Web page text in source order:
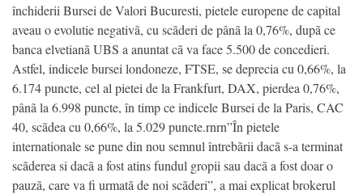
închiderii Bursei de Valori Bucuresti, pietele europene de capital
aveau o evolutie negativã, cu scãderi de pânã la 0,76%, dupã ce
banca elvetianã UBS a anuntat cã va face 5.500 de concedieri.
Astfel, indicele bursei londoneze, FTSE, se deprecia cu 0,66%, la
6.174 puncte, cel al pietei de la Frankfurt, DAX, pierdea 0,76%,
pânã la 6.998 puncte, în timp ce indicele Bursei de la Paris, CAC
40, scãdea cu 0,66%, la 5.029 puncte.rnrn”În pietele
internationale se pune din nou semnul întrebãrii dacã s-a terminat
scãderea si dacã a fost atins fundul gropii sau dacã a fost doar o
pauzã, care va fi urmatã de noi scãderi”, a mai explicat brokerul